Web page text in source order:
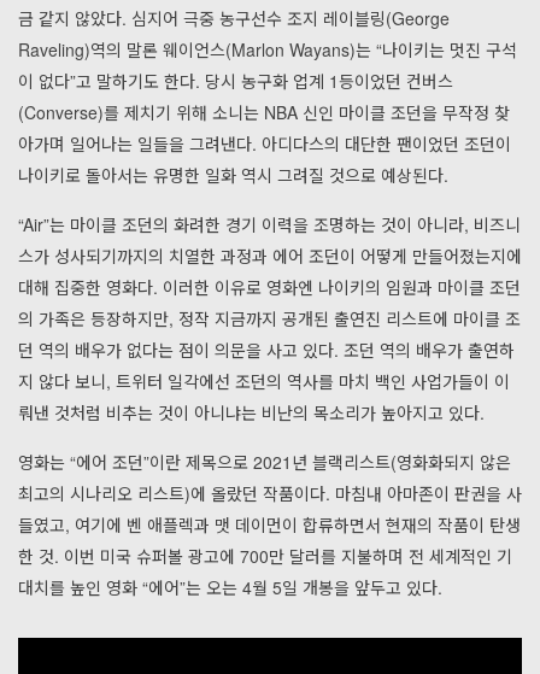
금 같지 않았다. 심지어 극중 농구선수 조지 레이블링(George
Raveling)역의 말론 웨이언스(Marlon Wayans)는 “나이키는 멋진 구석
이 없다”고 말하기도 한다. 당시 농구화 업계 1등이었던 컨버스
(Converse)를 제치기 위해 소니는 NBA 신인 마이클 조던을 무작정 찾
아가며 일어나는 일들을 그려낸다. 아디다스의 대단한 팬이었던 조던이
나이키로 돌아서는 유명한 일화 역시 그려질 것으로 예상된다.
“Air”는 마이클 조던의 화려한 경기 이력을 조명하는 것이 아니라, 비즈니
스가 성사되기까지의 치열한 과정과 에어 조던이 어떻게 만들어졌는지에
대해 집중한 영화다. 이러한 이유로 영화엔 나이키의 임원과 마이클 조던
의 가족은 등장하지만, 정작 지금까지 공개된 출연진 리스트에 마이클 조
던 역의 배우가 없다는 점이 의문을 사고 있다. 조던 역의 배우가 출연하
지 않다 보니, 트위터 일각에선 조던의 역사를 마치 백인 사업가들이 이
뤄낸 것처럼 비추는 것이 아니냐는 비난의 목소리가 높아지고 있다.
영화는 “에어 조던”이란 제목으로 2021년 블랙리스트(영화화되지 않은
최고의 시나리오 리스트)에 올랐던 작품이다. 마침내 아마존이 판권을 사
들였고, 여기에 벤 애플렉과 맷 데이먼이 합류하면서 현재의 작품이 탄생
한 것. 이번 미국 슈퍼볼 광고에 700만 달러를 지불하며 전 세계적인 기
대치를 높인 영화 “에어”는 오는 4월 5일 개봉을 앞두고 있다.